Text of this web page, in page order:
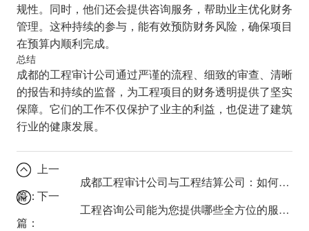
规性。同时，他们还会提供咨询服务，帮助业主优化财务
管理。这种持续的参与，能有效预防财务风险，确保项目
在预算内顺利完成。
总结
成都的工程审计公司通过严谨的流程、细致的审查、清晰
的报告和持续的监督，为工程项目的财务透明提供了坚实
保障。它们的工作不仅保护了业主的利益，也促进了建筑
行业的健康发展。
上一
篇：
成都工程审计公司与工程结算公司：如何保障您的资金安全？
下一
篇：
工程咨询公司能为您提供哪些全方位的服务？